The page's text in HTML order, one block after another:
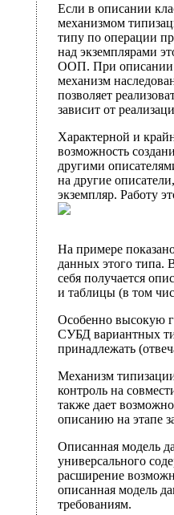
Если в описании
механизмом
типу по операции
над экземплярами
ООП. При описании
механизм
позволяет
зависит от
Характерной и
возможность
другими
на другие
экземпляр. Работу
На примере
данных этого типа.
себя получается
и таблицы (в том
Особенно высокую
СУБД вариантных
принадлежать
Механизм
контроль на
также дает
описанию на этапе
Описанная модель
универсального
расширение
описанная модель
требованиям.